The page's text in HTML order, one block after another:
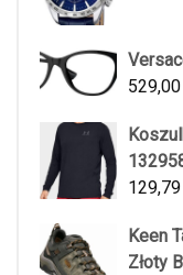
529,00
129,79
Keen
Złoty